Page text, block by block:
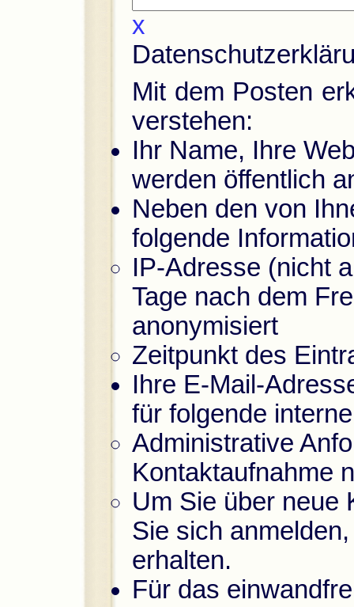
x
Mit dem Posten
verstehen:
Ihr Name, Ihre
werden öffentlich
Neben den von
folgende
IP-Adresse (nicht
Tage nach dem
anonymisiert
Zeitpunkt des
Ihre E-Mail-
für folgende
Administrative
Kontaktaufnahme
Um Sie über neue
Sie sich
erhalten.
Für das